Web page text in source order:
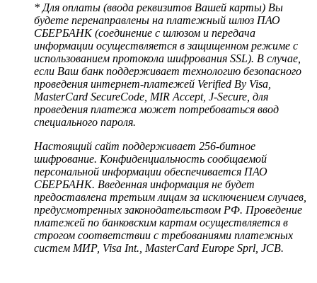
* Для оплаты (ввода реквизитов Вашей карты) Вы
будете перенаправлены на платежный шлюз ПАО
СБЕРБАНК (соединение с шлюзом и передача
информации осуществляется в защищенном режиме с
использованием протокола шифрования SSL). В случае,
если Ваш банк поддерживает технологию безопасного
проведения интернет-платежей Verified By Visa,
MasterCard SecureCode, MIR Accept, J-Secure, для
проведения платежа может потребоваться ввод
специального пароля.
Настоящий сайт поддерживает 256-битное
шифрование. Конфиденциальность сообщаемой
персональной информации обеспечивается ПАО
СБЕРБАНК. Введенная информация не будет
предоставлена третьим лицам за исключением случаев,
предусмотренных законодательством РФ. Проведение
платежей по банковским картам осуществляется в
строгом соответствии с требованиями платежных
систем МИР, Visa Int., MasterCard Europe Sprl, JCB.